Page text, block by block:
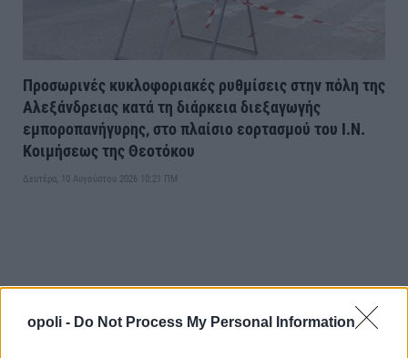
opoli - Do Not Process My Personal Information
Προσωρινές κυκλοφοριακές ρυθμίσεις στην πόλη της
Αλεξάνδρειας κατά τη διάρκεια διεξαγωγής
εμποροπανήγυρης, στο πλαίσιο εορτασμού του Ι.Ν.
Κοιμήσεως της Θεοτόκου
Δευτέρα, 10 Αυγούστου 2026 10:21 ΠΜ